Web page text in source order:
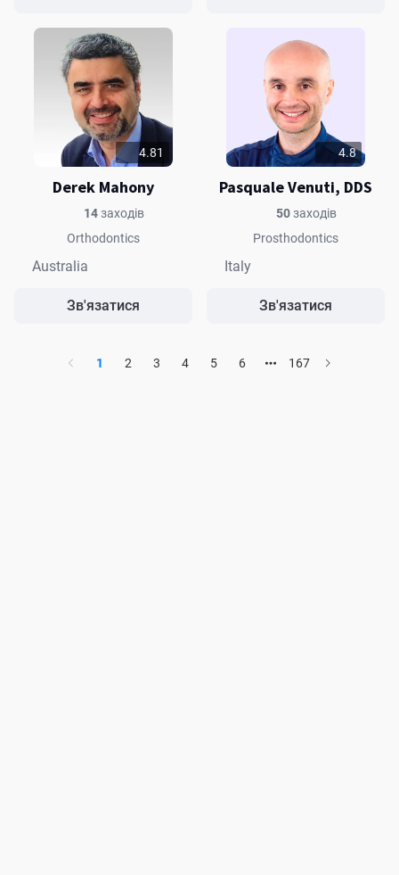
4.81
Derek Mahony
14заходів
Orthodontics
Australia
Зв'язатися
4.8
Pasquale Venuti, DDS
50заходів
Prosthodontics
Italy
Зв'язатися
1 2 3 4 5 6 167